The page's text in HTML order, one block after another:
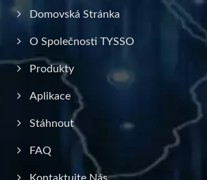
Domovská Stránka
O Společnosti TYSSO
Produkty
Aplikace
Stáhnout
FAQ
Kontaktujte Nás